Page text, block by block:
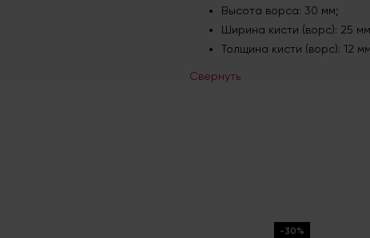
Высота ворса: 30 мм;
Ширина кисти (ворс): 25
Толщина кисти (ворс): 12
Свернуть
-30%